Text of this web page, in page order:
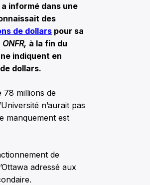
informé dans une
des
de dollars pour sa
ONFR, à la fin du
indiquent en
dollars.
78 millions de
n’aurait pas
manquement est
de
adressé aux